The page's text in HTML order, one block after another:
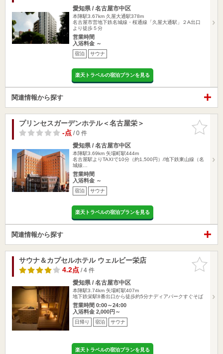
愛知県 / 名古屋市中区
本陣駅3.67km 久屋大通駅378m
名古屋市営地下鉄名城線・桜通線「久屋大通駅」２A出口
より徒歩５分
営業時間
入浴料金 ～
宿泊 サウナ
楽天トラベルの宿泊プランを見る
関連情報から探す
お気に入
りに追加
プリンセスガーデンホテル＜名古屋栄＞
-点/ 0 件
愛知県 / 名古屋市中区
本陣駅3.69km 矢場町駅444m
名古屋駅よりTAXIで10分（約1,500円）/地下鉄東山線（名
城線…
営業時間
入浴料金 ～
宿泊 サウナ
楽天トラベルの宿泊プランを見る
関連情報から探す
お気に入
りに追加
サウナ＆カプセルホテル ウェルビー栄店
4.2点/ 4 件
愛知県 / 名古屋市中区
本陣駅3.74km 矢場町駅407m
地下鉄栄駅8番出口から徒歩約5分ナディアパークすぐそば
営業時間 0:00～24:00
入浴料金 2,000円～
日帰り 宿泊 サウナ
楽天トラベルの宿泊プランを見る